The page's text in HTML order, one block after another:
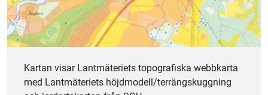
Kartan visar Lantmäteriets topografiska webbkarta
med Lantmäteriets höjdmodell/terrängskuggning